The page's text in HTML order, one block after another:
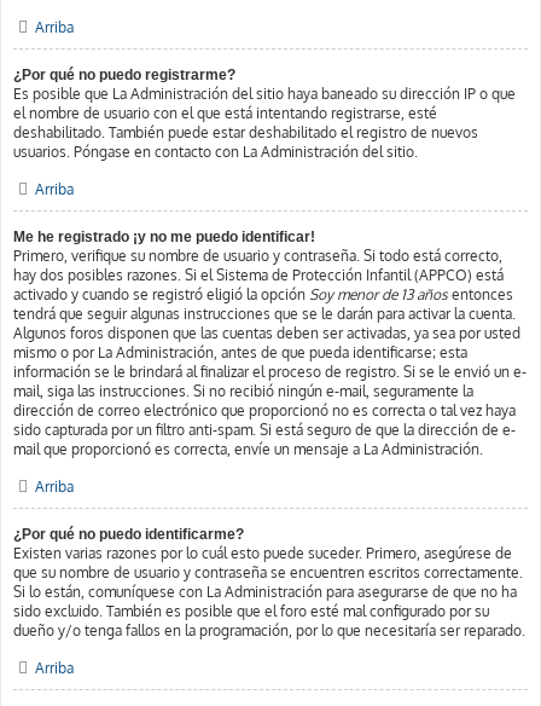
Arriba
¿Por qué no puedo registrarme?
Es posible que La Administración del sitio haya baneado su dirección IP o que
el nombre de usuario con el que está intentando registrarse, esté
deshabilitado. También puede estar deshabilitado el registro de nuevos
usuarios. Póngase en contacto con La Administración del sitio.
Arriba
Me he registrado ¡y no me puedo identificar!
Primero, verifique su nombre de usuario y contraseña. Si todo está correcto,
hay dos posibles razones. Si el Sistema de Protección Infantil (APPCO) está
activado y cuando se registró eligió la opción Soy menor de 13 años entonces
tendrá que seguir algunas instrucciones que se le darán para activar la cuenta.
Algunos foros disponen que las cuentas deben ser activadas, ya sea por usted
mismo o por La Administración, antes de que pueda identificarse; esta
información se le brindará al finalizar el proceso de registro. Si se le envió un e-
mail, siga las instrucciones. Si no recibió ningún e-mail, seguramente la
dirección de correo electrónico que proporcionó no es correcta o tal vez haya
sido capturada por un filtro anti-spam. Si está seguro de que la dirección de e-
mail que proporcionó es correcta, envíe un mensaje a La Administración.
Arriba
¿Por qué no puedo identificarme?
Existen varias razones por lo cuál esto puede suceder. Primero, asegúrese de
que su nombre de usuario y contraseña se encuentren escritos correctamente.
Si lo están, comuníquese con La Administración para asegurarse de que no ha
sido excluido. También es posible que el foro esté mal configurado por su
dueño y/o tenga fallos en la programación, por lo que necesitaría ser reparado.
Arriba